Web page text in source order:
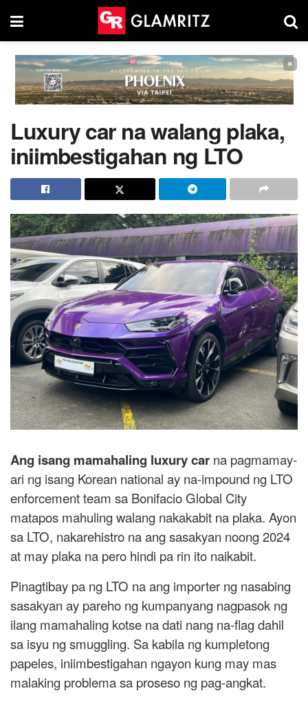
×
Luxury car na walang plaka,
iniimbestigahan ng LTO
Ang isang mamahaling luxury car na pagmamay-
ari ng isang Korean national ay na-impound ng LTO
enforcement team sa Bonifacio Global City
matapos mahuling walang nakakabit na plaka. Ayon
sa LTO, nakarehistro na ang sasakyan noong 2024
at may plaka na pero hindi pa rin ito naikabit.
Pinagtibay pa ng LTO na ang importer ng nasabing
sasakyan ay pareho ng kumpanyang nagpasok ng
ilang mamahaling kotse na dati nang na-flag dahil
sa isyu ng smuggling. Sa kabila ng kumpletong
papeles, iniimbestigahan ngayon kung may mas
malaking problema sa proseso ng pag-angkat.